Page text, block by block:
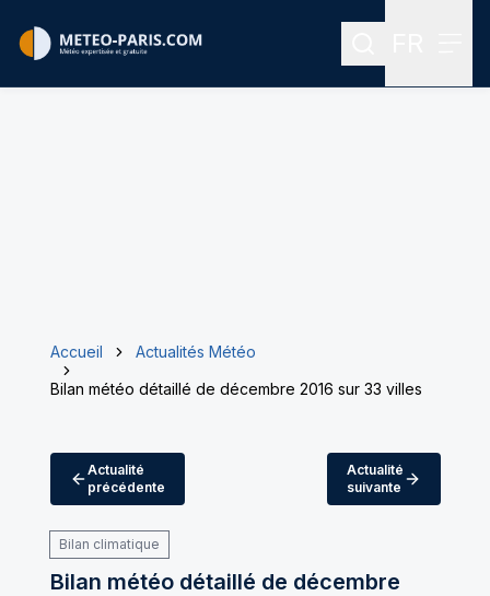
Rechercher
Accueil
Actualités Météo
Bilan météo détaillé de décembre 2016 sur 33 villes
Actualité
précédente
Actualité
suivante
Bilan climatique
Bilan météo détaillé de décembre